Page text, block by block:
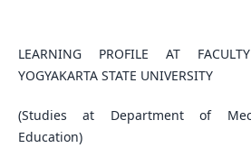
LEARNING PROFILE AT
YOGYAKARTA STATE UNIVERSITY
(Studies at Department of
Education)